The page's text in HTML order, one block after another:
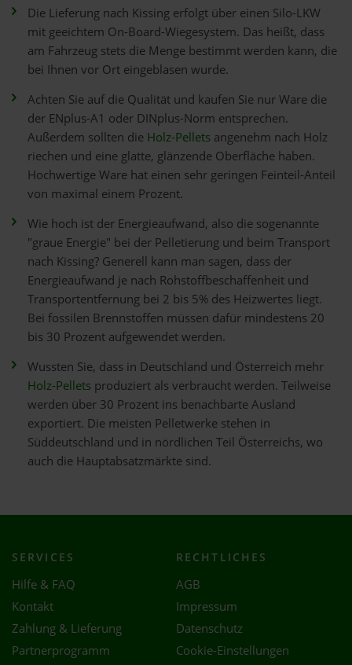
Die Lieferung nach Kissing erfolgt über einen Silo-LKW
mit geeichtem On-Board-Wiegesystem. Das heißt, dass
am Fahrzeug stets die Menge bestimmt werden kann, die
bei Ihnen vor Ort eingeblasen wurde.
Achten Sie auf die Qualität und kaufen Sie nur Ware die
der ENplus-A1 oder DINplus-Norm entsprechen.
Außerdem sollten die Holz-Pellets angenehm nach Holz
riechen und eine glatte, glänzende Oberfläche haben.
Hochwertige Ware hat einen sehr geringen Feinteil-Anteil
von maximal einem Prozent.
Wie hoch ist der Energieaufwand, also die sogenannte
"graue Energie" bei der Pelletierung und beim Transport
nach Kissing? Generell kann man sagen, dass der
Energieaufwand je nach Rohstoffbeschaffenheit und
Transportentfernung bei 2 bis 5% des Heizwertes liegt.
Bei fossilen Brennstoffen müssen dafür mindestens 20
bis 30 Prozent aufgewendet werden.
Wussten Sie, dass in Deutschland und Österreich mehr
Holz-Pellets produziert als verbraucht werden. Teilweise
werden über 30 Prozent ins benachbarte Ausland
exportiert. Die meisten Pelletwerke stehen in
Süddeutschland und in nördlichen Teil Österreichs, wo
auch die Hauptabsatzmärkte sind.
SERVICES
Hilfe & FAQ
Kontakt
Zahlung & Lieferung
Partnerprogramm
RECHTLICHES
AGB
Impressum
Datenschutz
Cookie-Einstellungen